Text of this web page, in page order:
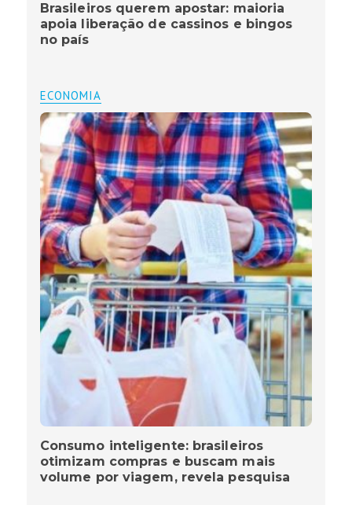
Brasileiros querem apostar: maioria
apoia liberação de cassinos e bingos
no país
ECONOMIA
Consumo inteligente: brasileiros
otimizam compras e buscam mais
volume por viagem, revela pesquisa